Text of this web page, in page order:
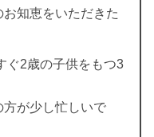
知恵をいただきた
ぐ2歳の子供をもつ3
が少し忙しいで